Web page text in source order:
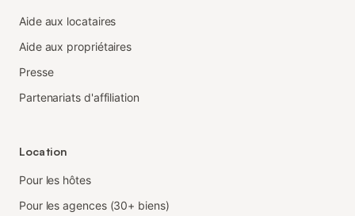
Aide aux locataires
Aide aux propriétaires
Presse
Partenariats d'affiliation
Location
Pour les hôtes
Pour les agences (30+ biens)